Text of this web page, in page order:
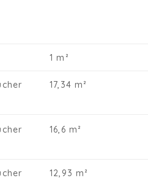
et le centre de Sint-Pieters-
un kilomètre, où vous
pas cette opportunité et
!
1 m²
17,34 m²
16,6 m²
12,93 m²